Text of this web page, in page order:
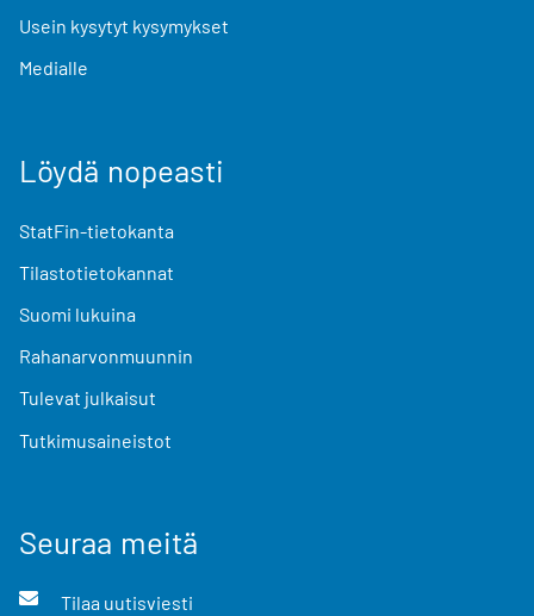
Usein kysytyt kysymykset
Medialle
Löydä nopeasti
StatFin-tietokanta
Tilastotietokannat
Suomi lukuina
Rahanarvonmuunnin
Tulevat julkaisut
Tutkimusaineistot
Seuraa meitä
Tilaa uutisviesti